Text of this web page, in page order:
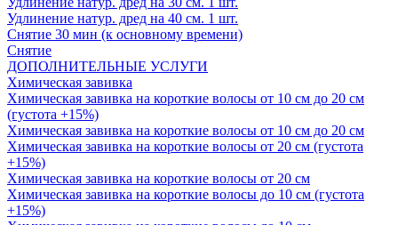
Удлинение натур. дред на 40 см. 1 шт.
Снятие 30 мин (к основному времени)
Снятие
ДОПОЛНИТЕЛЬНЫЕ УСЛУГИ
Химическая завивка
Химическая завивка на короткие волосы от 10 см до 20 см
(густота +15%)
Химическая завивка на короткие волосы от 10 см до 20 см
Химическая завивка на короткие волосы от 20 см (густота
+15%)
Химическая завивка на короткие волосы от 20 см
Химическая завивка на короткие волосы до 10 см (густота
+15%)